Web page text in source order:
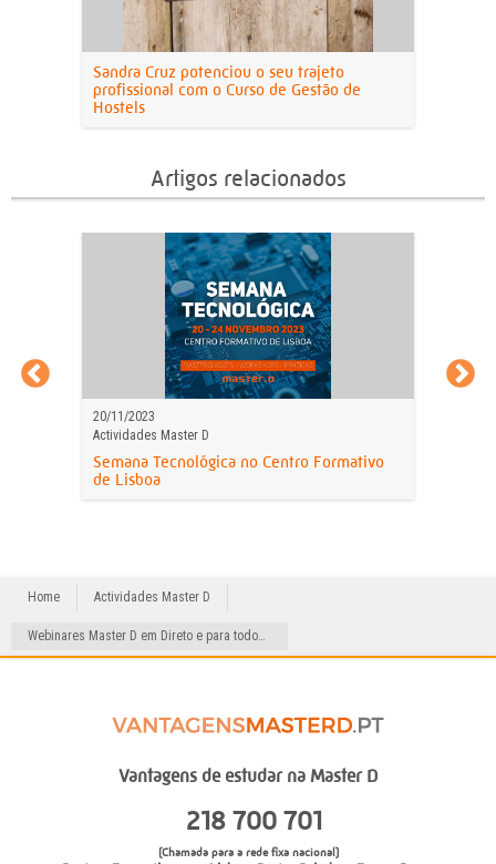
Sandra Cruz potenciou o seu trajeto
profissional com o Curso de Gestão de
Hostels
Artigos relacionados
20/11/2023
Actividades Master D
Semana Tecnológica no Centro Formativo
de Lisboa
Home Actividades Master D
Webinares Master D em Direto e para todos! Calendário de junho
Vantagens de estudar na Master D
218 700 701
(Chamada para a rede fixa nacional)